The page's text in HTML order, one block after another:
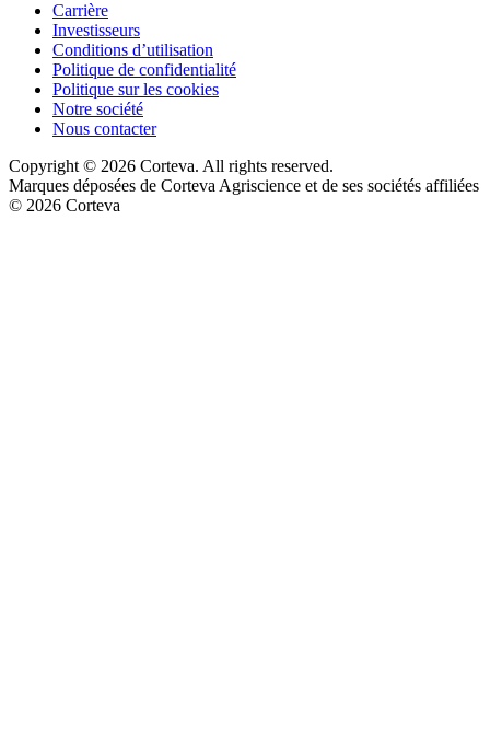
Carrière
Investisseurs
Conditions d’utilisation
Politique de confidentialité
Politique sur les cookies
Notre société
Nous contacter
Copyright © 2026 Corteva. All rights reserved.
Marques déposées de Corteva Agriscience et de ses sociétés affiliées
© 2026 Corteva